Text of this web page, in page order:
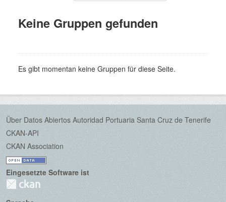
Keine Gruppen gefunden
Es gibt momentan keine Gruppen für diese Seite.
Über Datos Abiertos Autoridad Portuaria Santa Cruz de Tenerife
CKAN-API
CKAN Association
Eingesetzte Software ist